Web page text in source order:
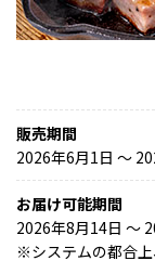
販売期間
2026年6月1日 〜
お届け可能期間
2026年8月14日 ～
※システムの都合